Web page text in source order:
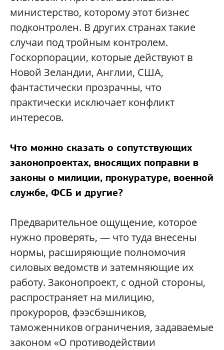
министерство, которому этот бизнес
подконтролен. В других странах такие
случаи под тройным контролем.
Госкорпорации, которые действуют в
Новой Зеландии, Англии, США,
фантастически прозрачны, что
практически исключает конфликт
интересов.
Что можно сказать о сопутствующих
законопроектах, вносящих поправки в
законы о милиции, прокуратуре, военной
службе, ФСБ и другие?
Предварительное ощущение, которое
нужно проверять, — что туда внесены
нормы, расширяющие полномочия
силовых ведомств и затемняющие их
работу. Законопроект, с одной стороны,
распространяет на милицию,
прокуроров, фээсбэшников,
таможенников ограничения, задаваемые
законом «О противодействии